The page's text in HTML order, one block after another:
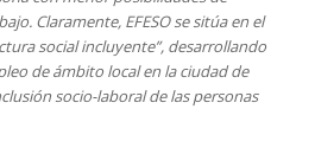
Claramente, EFESO se sitúa en el
social incluyente”, desarrollando
de ámbito local en la ciudad de
socio-laboral de las personas